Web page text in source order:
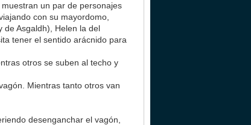
un par de personajes
con su mayordomo,
de Asgaldh), Helen la del
tener el sentido arácnido para
otros se suben al techo y
Mientras tanto otros van
desenganchar el vagón,